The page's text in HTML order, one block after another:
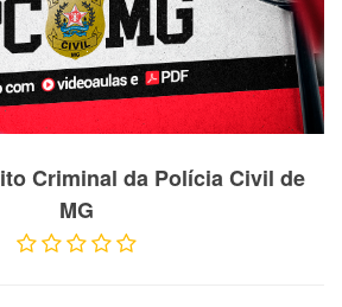
Criminal da Polícia Civil de
MG